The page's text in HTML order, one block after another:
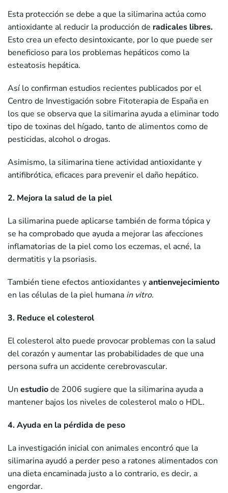
Esta protección se debe a que la silimarina actúa como
antioxidante al reducir la producción de radicales libres.
Esto crea un efecto desintoxicante, por lo que puede ser
beneficioso para los problemas hepáticos como la
esteatosis hepática.
Así lo confirman estudios recientes publicados por el
Centro de Investigación sobre Fitoterapia de España en
los que se observa que la silimarina ayuda a eliminar todo
tipo de toxinas del hígado, tanto de alimentos como de
pesticidas, alcohol o drogas.
Asimismo, la silimarina tiene actividad antioxidante y
antifibrótica, eficaces para prevenir el daño hepático.
2. Mejora la salud de la piel
La silimarina puede aplicarse también de forma tópica y
se ha comprobado que ayuda a mejorar las afecciones
inflamatorias de la piel como los eczemas, el acné, la
dermatitis y la psoriasis.
También tiene efectos antioxidantes yantienvejecimiento
en las células de la piel humana in vitro.
3. Reduce el colesterol
El colesterol alto puede provocar problemas con la salud
del corazón y aumentar las probabilidades de que una
persona sufra un accidente cerebrovascular.
Un estudiode 2006 sugiere que la silimarina ayuda a
mantener bajos los niveles de colesterol malo o HDL.
4. Ayuda en la pérdida de peso
La investigación inicial con animales encontró que la
silimarina ayudó a perder peso a ratones alimentados con
una dieta encaminada justo a lo contrario, es decir, a
engordar.